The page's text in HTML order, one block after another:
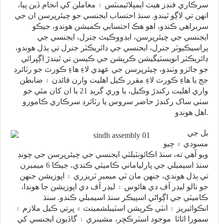
سرڪاري فنڊز هيٺ ايمپلائيمنٽس ۽ معاملن کي انجام ڏين پيا،
انهن تي لاڳو ٿيندو. سنڌ احتساب ايجنسي جو چيئرپرسن ان جي
سربراهي ڪندو، اهو هڪ احتسابي ڪميشن هوندو، جيڪو
ايجنسي جي چيئرپرسن، ايڊووڪيٽ جنرل، ايجنسي جي
پراسيڪيوٽر جنرل، ايجنسي جي ڊائريڪٽر جنرل تي ٻڌل هوندو،
ڊائريڪٽر انويسٽيگيشن ڪرپشن جي ڪيسن تي ٿيندڙ اڳڀرائي
جو جائزو وٺندو، چيئرپرسن جي عهدي لاءِ هاءِ ڪورٽ جو رٽائرڊ
جج يا هاءِ ڪورٽ لاءِ مقرر ڪيل اهليت وارن قائدن ۽ ضابطن
واري اهليت رکندڙ وڪيل، يا وري گريڊ 21 يا ان کان مٿي جو
سٺي ساک رکندڙ حاضر سروس يا رٽائرڊ سرڪاري ڪامورو
اهل هوندو.
بل جي
مسودي ۾ چيو
ويو آهي ته، سنڌ اڪائونٽبلٽي ايجنسي جي چيئرپرسن جي چونڊ
سنڌ اسيمبلي جي پارلياماني ڪاميٽي ڪندي، جيڪا 6 ميمبرن
تي ٻڌل هوندي، جنهن مان ٽي ميمبر ٽريزري ۽ اپوزيشن جنهن
جو نالو ليڊر آف دي هائوس ۽ ليڊر آف دي اپوزيشن جا هوندا،
ڪاميٽي جي اڳواڻي اسپيڪر سنڌ اسيمبلي ڪندو. سنڌ
انڪوائيريز ۽ انٽي ڪرپشن اسٽيبلشمينٽ ۾ ڀرتي ڪيل ملازم ۽
سمورا اثاثا موجود اسٽرڪچر، مشينري ۽ گاڏيون ايجنسي کي